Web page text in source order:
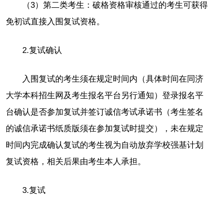
（3）第二类考生：破格资格审核通过的考生可获得
免初试直接入围复试资格。
2.复试确认
入围复试的考生须在规定时间内（具体时间在同济
大学本科招生网及考生报名平台另行通知）登录报名平
台确认是否参加复试并签订诚信考试承诺书（考生签名
的诚信承诺书纸质版须在参加复试时提交），未在规定
时间内完成确认复试的考生视为自动放弃学校强基计划
复试资格，相关后果由考生本人承担。
3.复试